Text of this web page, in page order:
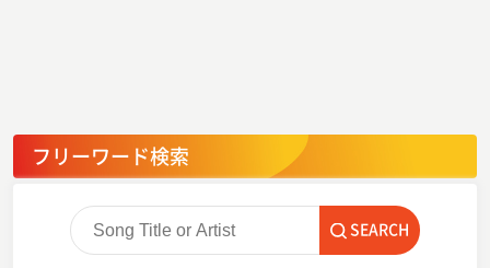
フリーワード検索
SEARCH